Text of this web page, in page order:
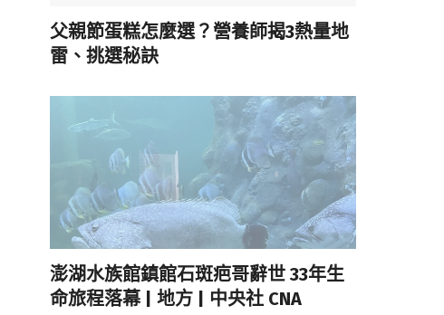
父親節蛋糕怎麼選？營養師揭3熱量地
雷、挑選秘訣
澎湖水族館鎮館石斑疤哥辭世 33年生
命旅程落幕 | 地方 | 中央社 CNA